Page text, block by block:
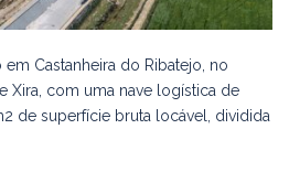
Castanheira do Ribatejo, no
Xira, com uma nave logística de
de superfície bruta locável, dividida